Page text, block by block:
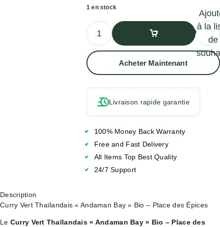
1 en stock
Panier
à la
de
Acheter Maintenant
Livraison rapide garantie
100% Money Back Warranty
Free and Fast Delivery
All Items Top Best Quality
24/7 Support
Description
Curry Vert Thaïlandais « Andaman Bay » Bio – Place des Épices
Le Curry Vert Thaïlandais « Andaman Bay » Bio – Place des